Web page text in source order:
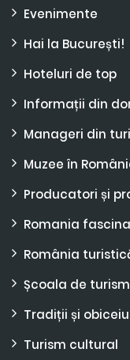
Evenimente
Hai la București!
Hoteluri de top
Informații din
Manageri din
Muzee în
Producatori și
Romania
România
Școala de
Tradiții și
Turism cultural